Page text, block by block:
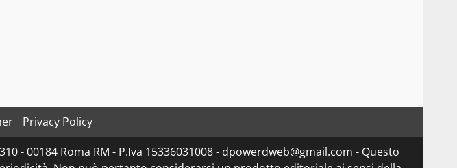
Privacy Policy
- 00184 Roma RM - P.Iva 15336031008 - dpowerdweb@gmail.com - Questo